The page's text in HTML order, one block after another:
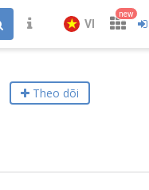
VI
new
Theo dõi